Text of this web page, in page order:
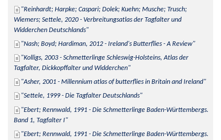
Reinhardt; Harpke; Caspari; Dolek; Kuehn; Musche; Trusch;
Wiemers; Settele, 2020 - Verbreitungsatlas der Tagfalter und
Widderchen Deutschlands
Nash; Boyd; Hardiman, 2012 - Ireland's Butterflies - A Review
Kolligs, 2003 - Schmetterlinge Schleswig-Holsteins, Atlas der
Tagfalter, Dickkopffalter und Widderchen
Asher, 2001 - Millennium atlas of butterflies in Britain and Ireland
Settele, 1999 - Die Tagfalter Deutschlands
Ebert; Rennwald, 1991 - Die Schmetterlinge Baden-Württembergs.
Band 1, Tagfalter I
Ebert; Rennwald, 1991 - Die Schmetterlinge Baden-Württembergs.